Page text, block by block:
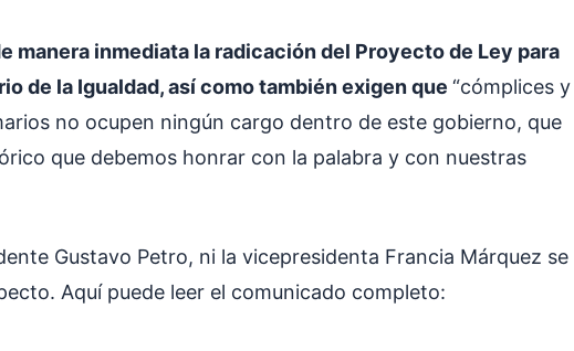
manera inmediata la radicación del Proyecto de Ley para
de la Igualdad, así como también exigen que “cómplices y
no ocupen ningún cargo dentro de este gobierno, que
que debemos honrar con la palabra y con nuestras
Gustavo Petro, ni la vicepresidenta Francia Márquez se
Aquí puede leer el comunicado completo: